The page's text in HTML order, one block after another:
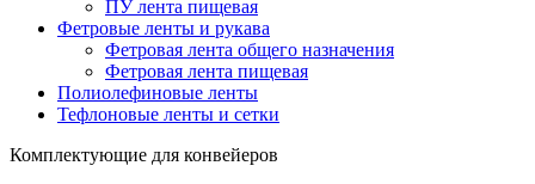
ПУ лента пищевая
Фетровые ленты и рукава
Фетровая лента общего назначения
Фетровая лента пищевая
Полиолефиновые ленты
Тефлоновые ленты и сетки
Комплектующие для конвейеров